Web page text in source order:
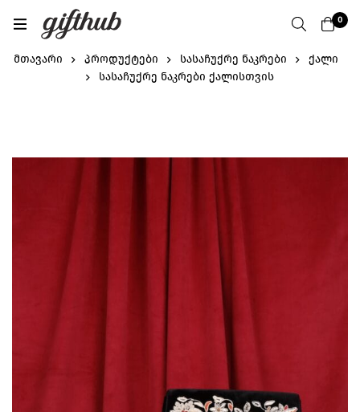
0
მთავარი პროდუქტები სასაჩუქრე ნაკრები
ქალი
სასაჩუქრე ნაკრები ქალისთვის